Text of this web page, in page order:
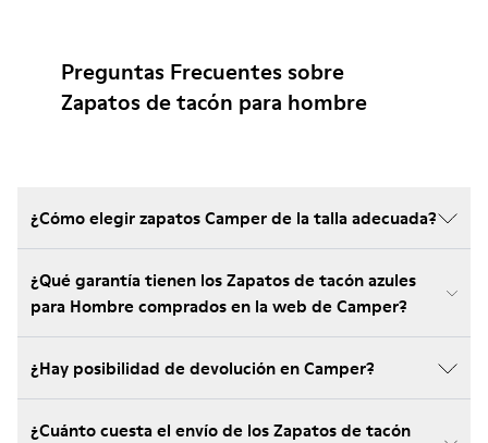
Preguntas Frecuentes sobre
Zapatos de tacón para hombre
¿Cómo elegir zapatos Camper de la talla adecuada?
¿Qué garantía tienen los Zapatos de tacón azules
para Hombre comprados en la web de Camper?
¿Hay posibilidad de devolución en Camper?
¿Cuánto cuesta el envío de los Zapatos de tacón